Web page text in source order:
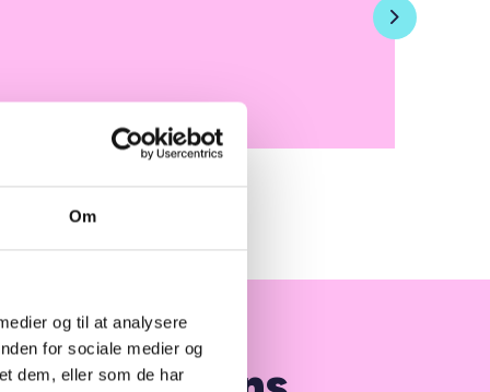
Om
og til at analysere
for sociale medier og
dem, eller som de har
07. oktober 2019
Next